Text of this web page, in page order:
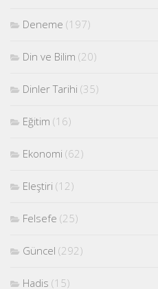
Deneme (197)
Din ve Bilim (20)
Dinler Tarihi (35)
Eğitim (16)
Ekonomi (62)
Eleştiri (12)
Felsefe (25)
Güncel (292)
Hadis (15)